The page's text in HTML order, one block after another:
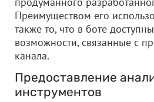
Преимуществом его
также то, что в боте
возможности, связанные с
канала.
Предоставление
инструментов